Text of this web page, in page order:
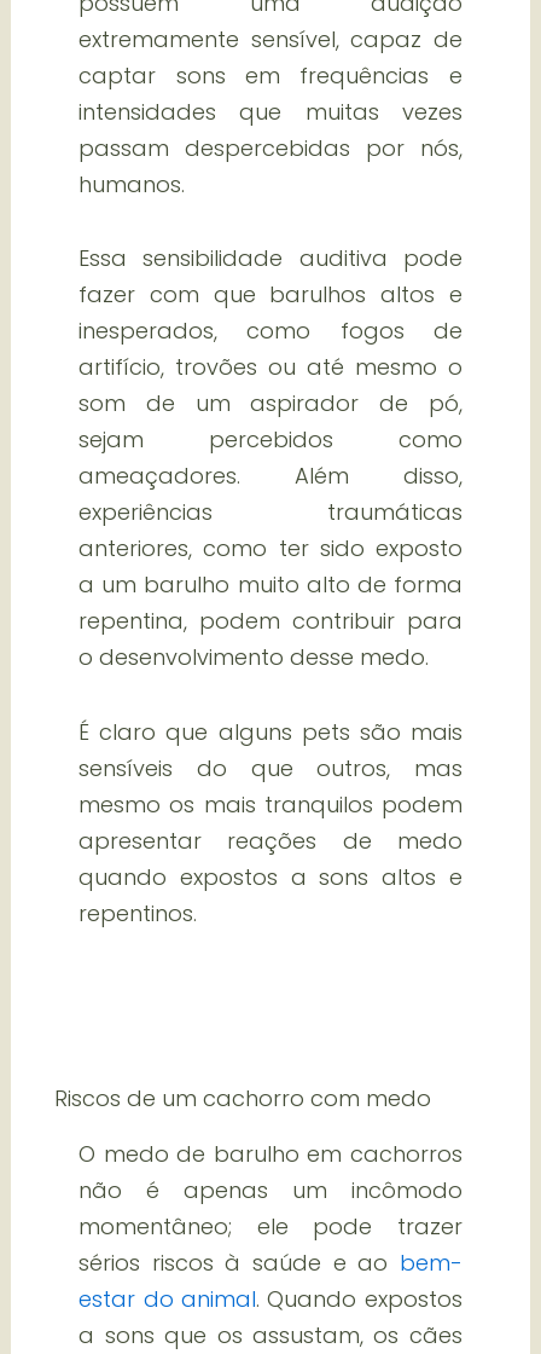
extremamente sensível, capaz de
captar sons em frequências e
intensidades que muitas vezes
passam despercebidas por nós,
humanos.
Essa sensibilidade auditiva pode
fazer com que barulhos altos e
inesperados, como fogos de
artifício, trovões ou até mesmo o
som de um aspirador de pó,
sejam percebidos como
ameaçadores. Além disso,
experiências traumáticas
anteriores, como ter sido exposto
a um barulho muito alto de forma
repentina, podem contribuir para
o desenvolvimento desse medo.
É claro que alguns pets são mais
sensíveis do que outros, mas
mesmo os mais tranquilos podem
apresentar reações de medo
quando expostos a sons altos e
repentinos.
Riscos de um cachorro com medo
O medo de barulho em cachorros
não é apenas um incômodo
momentâneo; ele pode trazer
sérios riscos à saúde e ao bem-
estar do animal. Quando expostos
a sons que os assustam, os cães